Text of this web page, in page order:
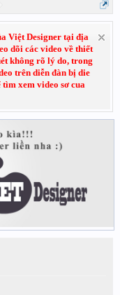
Việt Designer tại địa
dõi các video về thiết
không rõ lý do, trong
trên diễn đàn bị die
xem video sơ cua